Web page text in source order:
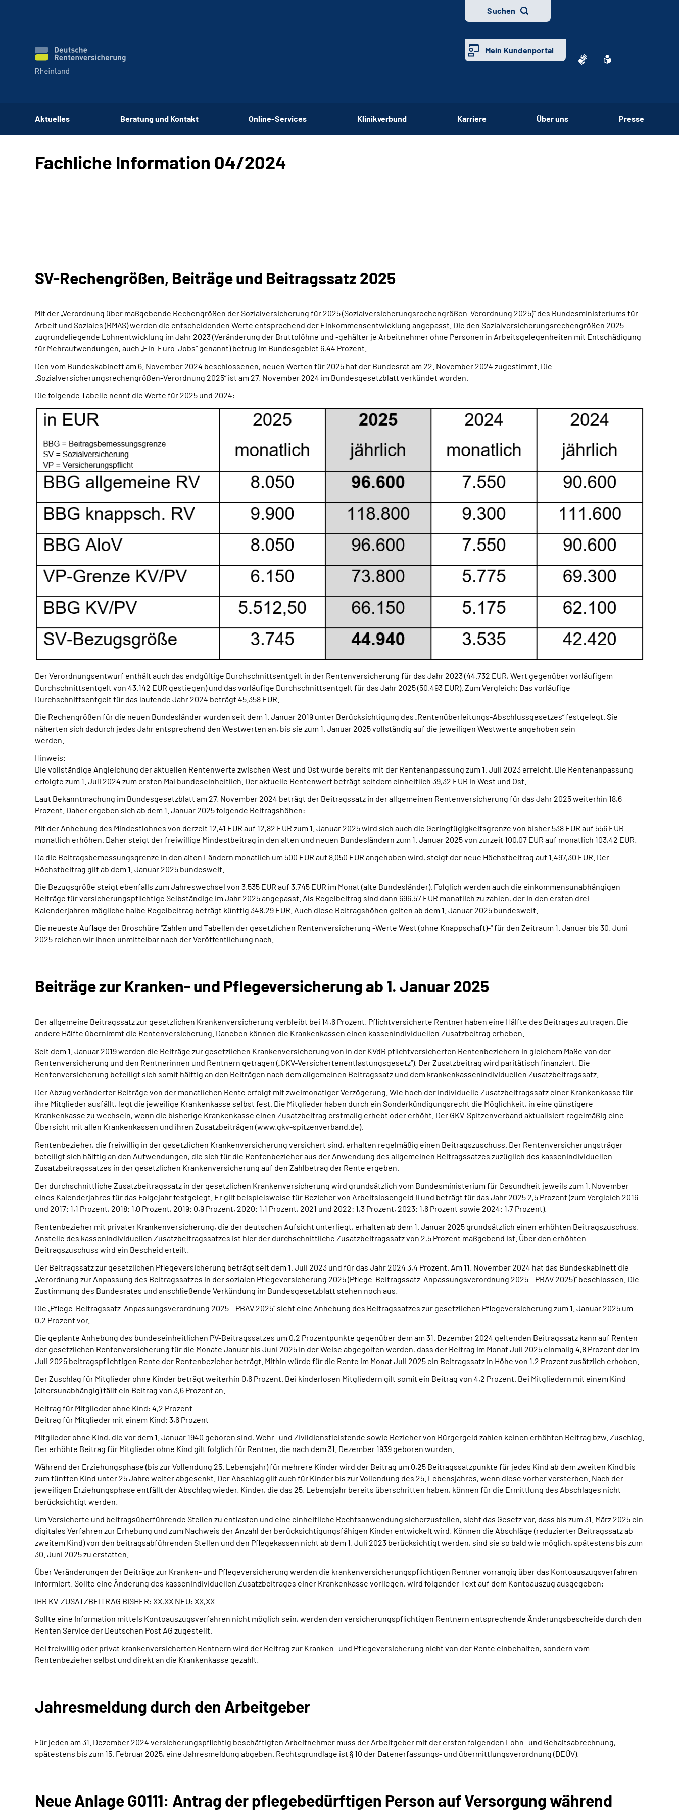
Suchen
Mein Kundenportal
Aktuelles Beratung und Kontakt Online-Services Klinikverbund Karriere Über uns Presse
Fachliche Information 04/2024
SV-Rechengrößen, Beiträge und Beitragssatz 2025
Mit der „Verordnung über maßgebende Rechengrößen der Sozialversicherung für 2025 (Sozialversicherungsrechengrößen-Verordnung 2025)“ des Bundesministeriums für
Arbeit und Soziales (BMAS) werden die entscheidenden Werte entsprechend der Einkommensentwicklung angepasst. Die den Sozialversicherungsrechengrößen 2025
zugrundeliegende Lohnentwicklung im Jahr 2023 (Veränderung der Bruttolöhne und -gehälter je Arbeitnehmer ohne Personen in Arbeitsgelegenheiten mit Entschädigung
für Mehraufwendungen, auch „Ein-Euro-Jobs“ genannt) betrug im Bundesgebiet 6,44 Prozent.
Den vom Bundeskabinett am 6. November 2024 beschlossenen, neuen Werten für 2025 hat der Bundesrat am 22. November 2024 zugestimmt. Die
„Sozialversicherungsrechengrößen-Verordnung 2025“ ist am 27. November 2024 im Bundesgesetzblatt verkündet worden.
Die folgende Tabelle nennt die Werte für 2025 und 2024:
Der Verordnungsentwurf enthält auch das endgültige Durchschnittsentgelt in der Rentenversicherung für das Jahr 2023 (44.732 EUR, Wert gegenüber vorläufigem
Durchschnittsentgelt von 43.142 EUR gestiegen) und das vorläufige Durchschnittsentgelt für das Jahr 2025 (50.493 EUR). Zum Vergleich: Das vorläufige
Durchschnittsentgelt für das laufende Jahr 2024 beträgt 45.358 EUR.
Die Rechengrößen für die neuen Bundesländer wurden seit dem 1. Januar 2019 unter Berücksichtigung des „Rentenüberleitungs-Abschlussgesetzes“ festgelegt. Sie
näherten sich dadurch jedes Jahr entsprechend den Westwerten an, bis sie zum 1. Januar 2025 vollständig auf die jeweiligen Westwerte angehoben sein
werden.
Hinweis:
Die vollständige Angleichung der aktuellen Rentenwerte zwischen West und Ost wurde bereits mit der Rentenanpassung zum 1. Juli 2023 erreicht. Die Rentenanpassung
erfolgte zum 1. Juli 2024 zum ersten Mal bundeseinheitlich. Der aktuelle Rentenwert beträgt seitdem einheitlich 39,32 EUR in West und Ost.
Laut Bekanntmachung im Bundesgesetzblatt am 27. November 2024 beträgt der Beitragssatz in der allgemeinen Rentenversicherung für das Jahr 2025 weiterhin 18,6
Prozent. Daher ergeben sich ab dem 1. Januar 2025 folgende Beitragshöhen:
Mit der Anhebung des Mindestlohnes von derzeit 12,41 EUR auf 12,82 EUR zum 1. Januar 2025 wird sich auch die Geringfügigkeitsgrenze von bisher 538 EUR auf 556 EUR
monatlich erhöhen. Daher steigt der freiwillige Mindestbeitrag in den alten und neuen Bundesländern zum 1. Januar 2025 von zurzeit 100,07 EUR auf monatlich 103,42 EUR.
Da die Beitragsbemessungsgrenze in den alten Ländern monatlich um 500 EUR auf 8.050 EUR angehoben wird, steigt der neue Höchstbeitrag auf 1.497,30 EUR. Der
Höchstbeitrag gilt ab dem 1. Januar 2025 bundesweit.
Die Bezugsgröße steigt ebenfalls zum Jahreswechsel von 3.535 EUR auf 3.745 EUR im Monat (alte Bundesländer). Folglich werden auch die einkommensunabhängigen
Beiträge für versicherungspflichtige Selbständige im Jahr 2025 angepasst. Als Regelbeitrag sind dann 696,57 EUR monatlich zu zahlen, der in den ersten drei
Kalenderjahren mögliche halbe Regelbeitrag beträgt künftig 348,29 EUR. Auch diese Beitragshöhen gelten ab dem 1. Januar 2025 bundesweit.
Die neueste Auflage der Broschüre "Zahlen und Tabellen der gesetzlichen Rentenversicherung -Werte West (ohne Knappschaft)-" für den Zeitraum 1. Januar bis 30. Juni
2025 reichen wir Ihnen unmittelbar nach der Veröffentlichung nach.
Beiträge zur Kranken- und Pflegeversicherung ab 1. Januar 2025
Der allgemeine Beitragssatz zur gesetzlichen Krankenversicherung verbleibt bei 14,6 Prozent. Pflichtversicherte Rentner haben eine Hälfte des Beitrages zu tragen. Die
andere Hälfte übernimmt die Rentenversicherung. Daneben können die Krankenkassen einen kassenindividuellen Zusatzbeitrag erheben.
Seit dem 1. Januar 2019 werden die Beiträge zur gesetzlichen Krankenversicherung von in der KVdR pflichtversicherten Rentenbeziehern in gleichem Maße von der
Rentenversicherung und den Rentnerinnen und Rentnern getragen („GKV-Versichertenentlastungsgesetz“). Der Zusatzbeitrag wird paritätisch finanziert. Die
Rentenversicherung beteiligt sich somit hälftig an den Beiträgen nach dem allgemeinen Beitragssatz und dem krankenkassenindividuellen Zusatzbeitragssatz.
Der Abzug veränderter Beiträge von der monatlichen Rente erfolgt mit zweimonatiger Verzögerung. Wie hoch der individuelle Zusatzbeitragssatz einer Krankenkasse für
ihre Mitglieder ausfällt, legt die jeweilige Krankenkasse selbst fest. Die Mitglieder haben durch ein Sonderkündigungsrecht die Möglichkeit, in eine günstigere
Krankenkasse zu wechseln, wenn die bisherige Krankenkasse einen Zusatzbeitrag erstmalig erhebt oder erhöht. Der GKV-Spitzenverband aktualisiert regelmäßig eine
Übersicht mit allen Krankenkassen und ihren Zusatzbeiträgen (www.gkv-spitzenverband.de).
Rentenbezieher, die freiwillig in der gesetzlichen Krankenversicherung versichert sind, erhalten regelmäßig einen Beitragszuschuss. Der Rentenversicherungsträger
beteiligt sich hälftig an den Aufwendungen, die sich für die Rentenbezieher aus der Anwendung des allgemeinen Beitragssatzes zuzüglich des kassenindividuellen
Zusatzbeitragssatzes in der gesetzlichen Krankenversicherung auf den Zahlbetrag der Rente ergeben.
Der durchschnittliche Zusatzbeitragssatz in der gesetzlichen Krankenversicherung wird grundsätzlich vom Bundesministerium für Gesundheit jeweils zum 1. November
eines Kalenderjahres für das Folgejahr festgelegt. Er gilt beispielsweise für Bezieher von Arbeitslosengeld II und beträgt für das Jahr 2025 2,5 Prozent (zum Vergleich 2016
und 2017: 1,1 Prozent, 2018: 1,0 Prozent, 2019: 0,9 Prozent, 2020: 1,1 Prozent, 2021 und 2022: 1,3 Prozent, 2023: 1,6 Prozent sowie 2024: 1,7 Prozent).
Rentenbezieher mit privater Krankenversicherung, die der deutschen Aufsicht unterliegt, erhalten ab dem 1. Januar 2025 grundsätzlich einen erhöhten Beitragszuschuss.
Anstelle des kassenindividuellen Zusatzbeitragssatzes ist hier der durchschnittliche Zusatzbeitragssatz von 2,5 Prozent maßgebend ist. Über den erhöhten
Beitragszuschuss wird ein Bescheid erteilt.
Der Beitragssatz zur gesetzlichen Pflegeversicherung beträgt seit dem 1. Juli 2023 und für das Jahr 2024 3,4 Prozent. Am 11. November 2024 hat das Bundeskabinett die
„Verordnung zur Anpassung des Beitragssatzes in der sozialen Pflegeversicherung 2025 (Pflege-Beitragssatz-Anpassungsverordnung 2025 – PBAV 2025)“ beschlossen. Die
Zustimmung des Bundesrates und anschließende Verkündung im Bundesgesetzblatt stehen noch aus.
Die „Pflege-Beitragssatz-Anpassungsverordnung 2025 – PBAV 2025“ sieht eine Anhebung des Beitragssatzes zur gesetzlichen Pflegeversicherung zum 1. Januar 2025 um
0,2 Prozent vor.
Die geplante Anhebung des bundeseinheitlichen PV-Beitragssatzes um 0,2 Prozentpunkte gegenüber dem am 31. Dezember 2024 geltenden Beitragssatz kann auf Renten
der gesetzlichen Rentenversicherung für die Monate Januar bis Juni 2025 in der Weise abgegolten werden, dass der Beitrag im Monat Juli 2025 einmalig 4,8 Prozent der im
Juli 2025 beitragspflichtigen Rente der Rentenbezieher beträgt. Mithin würde für die Rente im Monat Juli 2025 ein Beitragssatz in Höhe von 1,2 Prozent zusätzlich erhoben.
Der Zuschlag für Mitglieder ohne Kinder beträgt weiterhin 0,6 Prozent. Bei kinderlosen Mitgliedern gilt somit ein Beitrag von 4,2 Prozent. Bei Mitgliedern mit einem Kind
(altersunabhängig) fällt ein Beitrag von 3,6 Prozent an.
Beitrag für Mitglieder ohne Kind: 4,2 Prozent
Beitrag für Mitglieder mit einem Kind: 3,6 Prozent
Mitglieder ohne Kind, die vor dem 1. Januar 1940 geboren sind, Wehr- und Zivildienstleistende sowie Bezieher von Bürgergeld zahlen keinen erhöhten Beitrag bzw. Zuschlag.
Der erhöhte Beitrag für Mitglieder ohne Kind gilt folglich für Rentner, die nach dem 31. Dezember 1939 geboren wurden.
Während der Erziehungsphase (bis zur Vollendung 25. Lebensjahr) für mehrere Kinder wird der Beitrag um 0,25 Beitragssatzpunkte für jedes Kind ab dem zweiten Kind bis
zum fünften Kind unter 25 Jahre weiter abgesenkt. Der Abschlag gilt auch für Kinder bis zur Vollendung des 25. Lebensjahres, wenn diese vorher versterben. Nach der
jeweiligen Erziehungsphase entfällt der Abschlag wieder. Kinder, die das 25. Lebensjahr bereits überschritten haben, können für die Ermittlung des Abschlages nicht
berücksichtigt werden.
Um Versicherte und beitragsüberführende Stellen zu entlasten und eine einheitliche Rechtsanwendung sicherzustellen, sieht das Gesetz vor, dass bis zum 31. März 2025 ein
digitales Verfahren zur Erhebung und zum Nachweis der Anzahl der berücksichtigungsfähigen Kinder entwickelt wird. Können die Abschläge (reduzierter Beitragssatz ab
zweitem Kind) von den beitragsabführenden Stellen und den Pflegekassen nicht ab dem 1. Juli 2023 berücksichtigt werden, sind sie so bald wie möglich, spätestens bis zum
30. Juni 2025 zu erstatten.
Über Veränderungen der Beiträge zur Kranken- und Pflegeversicherung werden die krankenversicherungspflichtigen Rentner vorrangig über das Kontoauszugsverfahren
informiert. Sollte eine Änderung des kassenindividuellen Zusatzbeitrages einer Krankenkasse vorliegen, wird folgender Text auf dem Kontoauszug ausgegeben:
IHR KV-ZUSATZBEITRAG BISHER: XX,XX NEU: XX,XX
Sollte eine Information mittels Kontoauszugsverfahren nicht möglich sein, werden den versicherungspflichtigen Rentnern entsprechende Änderungsbescheide durch den
Renten Service der Deutschen Post AG zugestellt.
Bei freiwillig oder privat krankenversicherten Rentnern wird der Beitrag zur Kranken- und Pflegeversicherung nicht von der Rente einbehalten, sondern vom
Rentenbezieher selbst und direkt an die Krankenkasse gezahlt.
Jahresmeldung durch den Arbeitgeber
Für jeden am 31. Dezember 2024 versicherungspflichtig beschäftigten Arbeitnehmer muss der Arbeitgeber mit der ersten folgenden Lohn- und Gehaltsabrechnung,
spätestens bis zum 15. Februar 2025, eine Jahresmeldung abgeben. Rechtsgrundlage ist § 10 der Datenerfassungs- und übermittlungsverordnung (DEÜV).
Neue Anlage G0111: Antrag der pflegebedürftigen Person auf Versorgung während